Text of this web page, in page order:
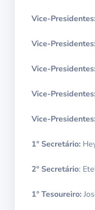
Vice-Presidentes:
Vice-Presidentes:
Vice-Presidentes:
Vice-Presidentes:
Vice-Presidentes:
1º Secretário:
2º Secretário:
1º Tesoureiro: